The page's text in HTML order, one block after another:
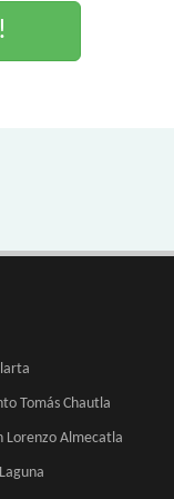
Tomás Chautla
Lorenzo Almecatla